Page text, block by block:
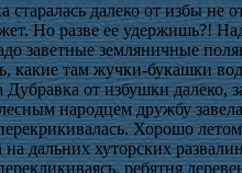
старалась далеко от избы
Но разве ее удержишь?!
заветные земляничные
какие там жучки-букашки
Дубравка от избушки далеко,
народцем дружбу
Хорошо
на дальних хуторских
ребятня